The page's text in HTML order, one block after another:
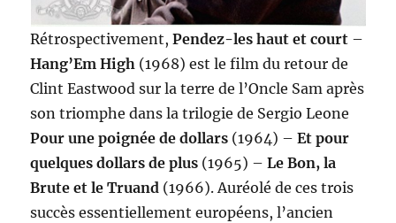
Rétrospectivement,Pendez-les haut et court –
Hang’Em High (1968) est le film du retour de
Clint Eastwood sur la terre de l’Oncle Sam après
son triomphe dans la trilogie de Sergio Leone
Pour une poignée de dollars (1964) –Et pour
quelques dollars de plus (1965) –Le Bon, la
Brute et le Truand (1966). Auréolé de ces trois
succès essentiellement européens, l’ancien